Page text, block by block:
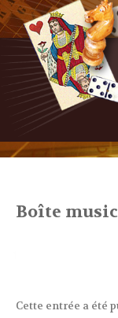
Boîte
Cette entrée a été